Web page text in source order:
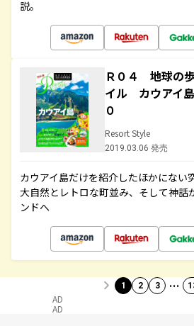
説。
Ｒ０４ 地球の
イル カウアイ
０
Resort Style
2019.03.06 発売
カウアイ島だけを紹介したほかにない
大自然とレトロな町並み、そして神話
ンドへ
1 2 3 …
AD
AD